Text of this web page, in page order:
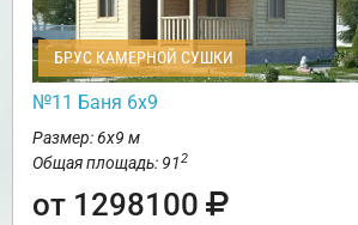
БРУС КАМЕРНОЙ СУШКИ
№11 Баня 6х9
Размер: 6х9 м
Общая площадь: 912
от 1298100